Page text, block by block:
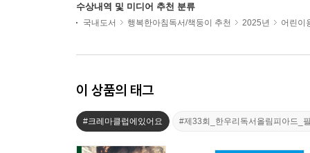
수상내역 및 미디어 추천 분류
국내도서 행복한아침독서/책둥이 추천 2025년 어린이
이 상품의 태그
#크레마클럽에있어요 #제33회_한우리독서올림피아드_